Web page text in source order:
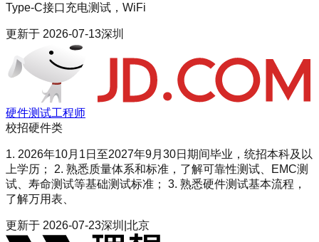
Type-C接口充电测试，WiFi
更新于 2026-07-13深圳
硬件测试工程师
校招硬件类
1. 2026年10月1日至2027年9月30日期间毕业，统招本科及以
上学历； 2. 熟悉质量体系和标准，了解可靠性测试、EMC测
试、寿命测试等基础测试标准； 3. 熟悉硬件测试基本流程，
了解万用表、
更新于 2026-07-23深圳|北京